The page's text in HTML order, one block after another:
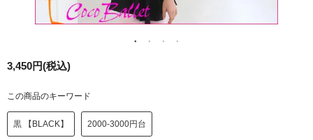
3,450円(税込)
この商品のキーワード
黒 【BLACK】 2000-3000円台